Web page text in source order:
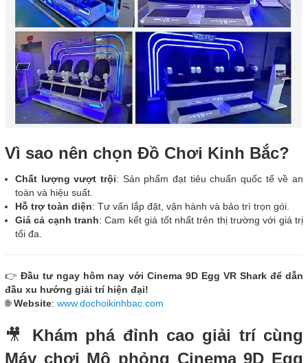
Vì sao nên chọn Đồ Chơi Kinh Bắc?
Chất lượng vượt trội: Sản phẩm đạt tiêu chuẩn quốc tế về an
toàn và hiệu suất.
Hỗ trợ toàn diện: Tư vấn lắp đặt, vận hành và bảo trì trọn gói.
Giá cả cạnh tranh: Cam kết giá tốt nhất trên thị trường với giá trị
tối đa.
👉Đầu tư ngay hôm nay với Cinema 9D Egg VR Shark để dẫn
đầu xu hướng giải trí hiện đại!
🌐Website: www.dochoikinhbac.com
🎥 Khám phá đỉnh cao giải trí cùng
Máy chơi Mô phỏng Cinema 9D Egg